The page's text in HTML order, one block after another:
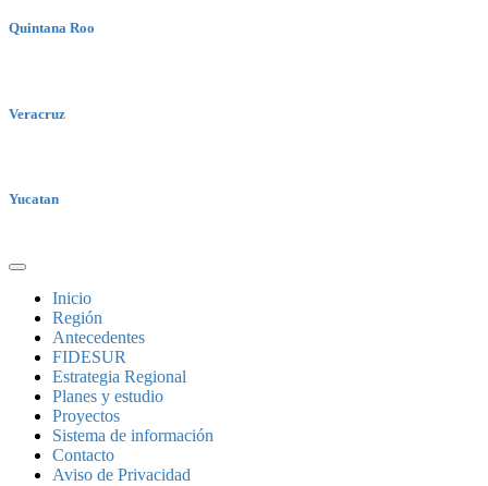
Quintana Roo
Veracruz
Yucatan
Inicio
Región
Antecedentes
FIDESUR
Estrategia Regional
Planes y estudio
Proyectos
Sistema de información
Contacto
Aviso de Privacidad